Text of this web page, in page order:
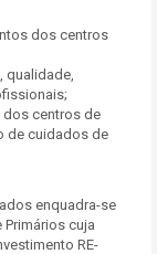
dos centros
qualidade,
dos centros de
de cuidados de
enquadra-se
cuja
RE-